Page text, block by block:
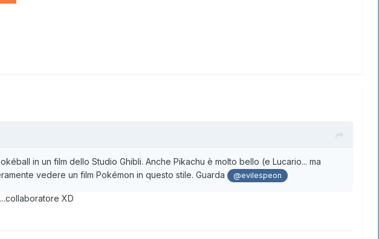
in un film dello Studio Ghibli. Anche Pikachu è molto bello (e Lucario... ma
vedere un film Pokémon in questo stile. Guarda @evilespeon
XD